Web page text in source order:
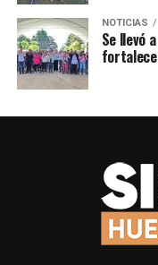
NOTICIAS
Se llevó